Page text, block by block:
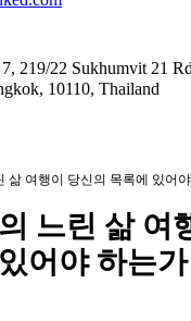
219/22 Sukhumvit 21
10110, Thailand
삶 여행이 당신의 목록에 있어
느린 삶 여
어야 하는가